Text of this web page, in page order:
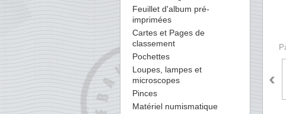
Feuillet d'album pré-
imprimées
Cartes et Pages de
classement
Pochettes
Loupes, lampes et
microscopes
Pinces
Matériel numismatique